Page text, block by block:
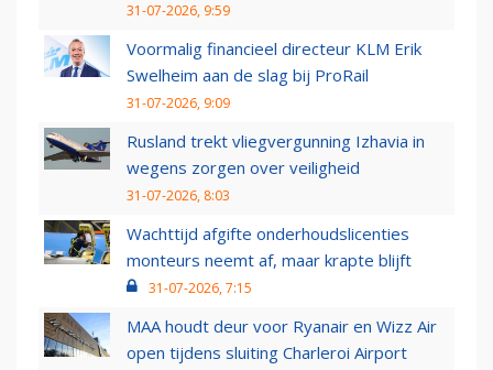
31-07-2026, 9:59
Voormalig financieel directeur KLM Erik
Swelheim aan de slag bij ProRail
31-07-2026, 9:09
Rusland trekt vliegvergunning Izhavia in
wegens zorgen over veiligheid
31-07-2026, 8:03
Wachttijd afgifte onderhoudslicenties
monteurs neemt af, maar krapte blijft
31-07-2026, 7:15
MAA houdt deur voor Ryanair en Wizz Air
open tijdens sluiting Charleroi Airport